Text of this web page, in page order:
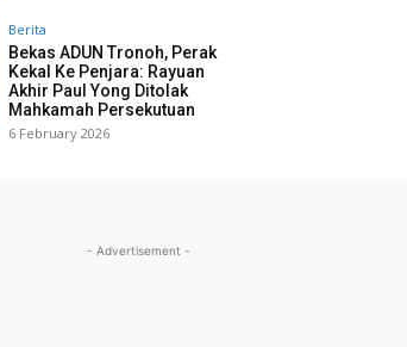
Berita
Bekas ADUN Tronoh, Perak
Kekal Ke Penjara: Rayuan
Akhir Paul Yong Ditolak
Mahkamah Persekutuan
6 February 2026
- Advertisement -